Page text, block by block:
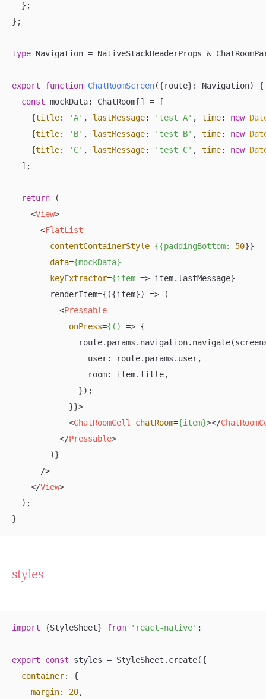
  };
};
type Navigation = NativeStackHeaderProps &
export function ChatRoomScreen({route}: Navigation) {
const mockData: ChatRoom[] = [
    {
title: 'A' , lastMessage: 'test A' , time: new
    {
title: 'B' , lastMessage: 'test B' , time: new
    {
title: 'C' , lastMessage: 'test C' , time: new
  ];
return (
<View>
<FlatList
contentContainerStyle={{paddingBottom: 50}}
data={mockData}
keyExtractor={item => item.lastMessage}
        renderItem={({item}) => (
<Pressable
onPress={() => {
                user: route.params.user,
                room: item.title,
              });
            }}>
<ChatRoomCell chatRoom={item}></
</Pressable>
        )}
      />
</View>
  );
}
styles
import {StyleSheet} from 'react-native' ;
export const styles = StyleSheet.create({
container: {
margin: 20,